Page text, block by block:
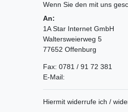
Wenn Sie den mit uns
An:
1A Star Internet GmbH
Waltersweierweg 5
77652 Offenburg
Fax: 0781 / 91 72 381
E-Mail:
Hiermit widerrufe ich /